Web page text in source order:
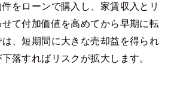
をローンで購入し、家賃収入とリ
て付加価値を高めてから早期に転
、短期間に大きな売却益を得られ
落すればリスクが拡大します。